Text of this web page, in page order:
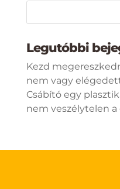
Legutóbbi
Kezd
nem vagy
Csábító egy
nem veszélytelen a